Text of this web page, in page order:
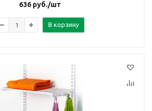
636руб./шт
В корзину